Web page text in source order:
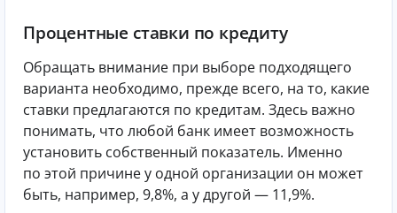
Процентные ставки по кредиту
Обращать внимание при выборе подходящего
варианта необходимо, прежде всего, на то, какие
ставки предлагаются по кредитам. Здесь важно
понимать, что любой банк имеет возможность
установить собственный показатель. Именно
по этой причине у одной организации он может
быть, например, 9,8%, а у другой — 11,9%.